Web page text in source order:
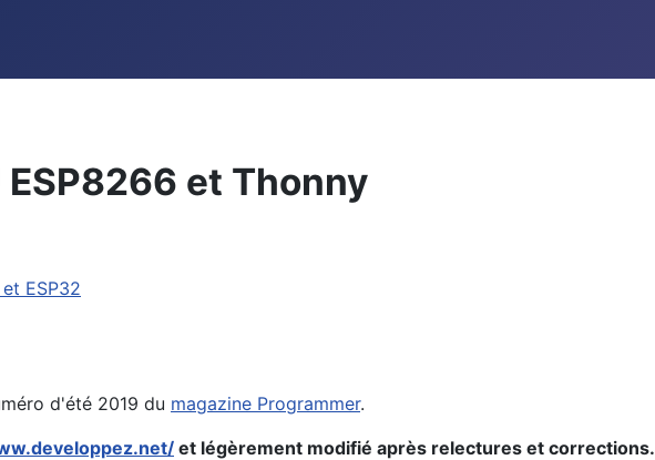
et Thonny
ESP32
d'été 2019 du magazine Programmer.
et légèrement modifié après relectures et corrections.